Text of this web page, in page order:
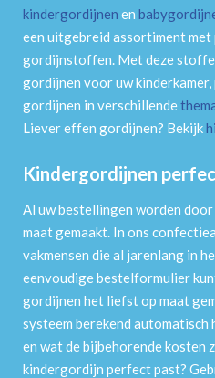
kindergordijnen en
een uitgebreid assortiment
gordijnstoffen. Met deze
gordijnen voor uw
gordijnen in verschillende
Liever effen gordijnen? Bekijk
Kindergordijnen
Al uw bestellingen worden
maat gemaakt. In ons
vakmensen die al jarenlang in
eenvoudige bestelformulier
gordijnen het liefst op maat
systeem berekend
en wat de bijbehorende kosten
kindergordijn perfect past?